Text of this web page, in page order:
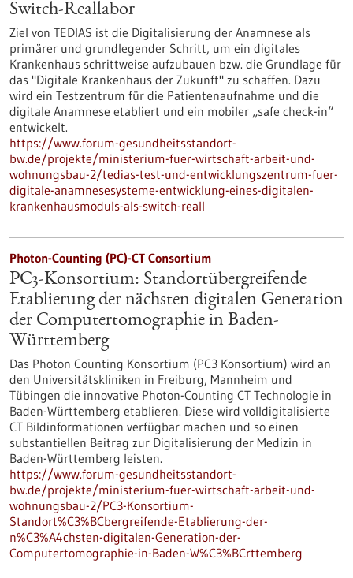
Switch-Reallabor
Ziel von TEDIAS ist die Digitalisierung der Anamnese als
primärer und grundlegender Schritt, um ein digitales
Krankenhaus schrittweise aufzubauen bzw. die Grundlage für
das "Digitale Krankenhaus der Zukunft" zu schaffen. Dazu
wird ein Testzentrum für die Patientenaufnahme und die
digitale Anamnese etabliert und ein mobiler „safe check-in“
entwickelt.
https://www.forum-gesundheitsstandort-
bw.de/projekte/ministerium-fuer-wirtschaft-arbeit-und-
wohnungsbau-2/tedias-test-und-entwicklungszentrum-fuer-
digitale-anamnesesysteme-entwicklung-eines-digitalen-
krankenhausmoduls-als-switch-reall
Photon-Counting (PC)-CT Consortium
PC3-Konsortium: Standortübergreifende
Etablierung der nächsten digitalen Generation
der Computertomographie in Baden-
Württemberg
Das Photon Counting Konsortium (PC3 Konsortium) wird an
den Universitätskliniken in Freiburg, Mannheim und
Tübingen die innovative Photon-Counting CT Technologie in
Baden-Württemberg etablieren. Diese wird volldigitalisierte
CT Bildinformationen verfügbar machen und so einen
substantiellen Beitrag zur Digitalisierung der Medizin in
Baden-Württemberg leisten.
https://www.forum-gesundheitsstandort-
bw.de/projekte/ministerium-fuer-wirtschaft-arbeit-und-
wohnungsbau-2/PC3-Konsortium-
Standort%C3%BCbergreifende-Etablierung-der-
n%C3%A4chsten-digitalen-Generation-der-
Computertomographie-in-Baden-W%C3%BCrttemberg